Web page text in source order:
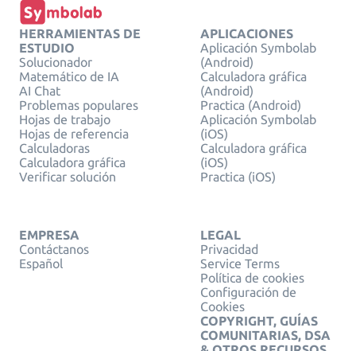
HERRAMIENTAS DE
ESTUDIO
Solucionador
Matemático de IA
AI Chat
Problemas populares
Hojas de trabajo
Hojas de referencia
Calculadoras
Calculadora gráfica
Verificar solución
APLICACIONES
Aplicación Symbolab
(Android)
Calculadora gráfica
(Android)
Practica (Android)
Aplicación Symbolab
(iOS)
Calculadora gráfica
(iOS)
Practica (iOS)
EMPRESA
Contáctanos
Español
LEGAL
Privacidad
Service Terms
Política de cookies
Configuración de
Cookies
COPYRIGHT, GUÍAS
COMUNITARIAS, DSA